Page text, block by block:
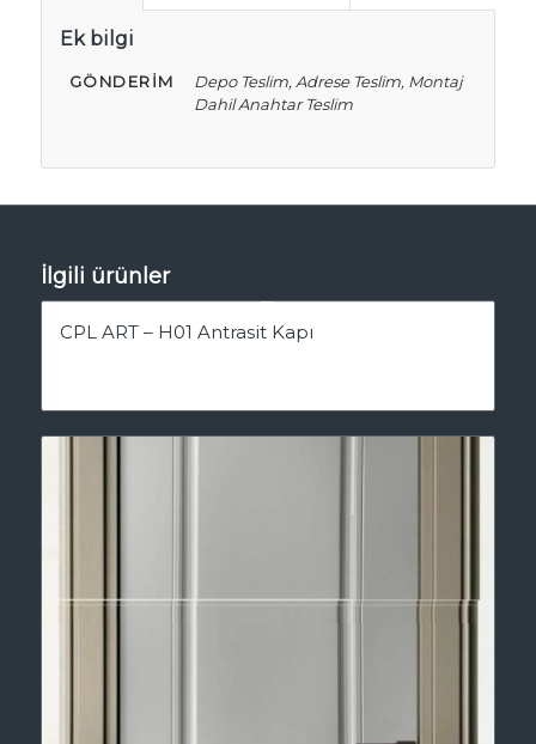
Ek bilgi
GÖNDERIM
Depo Teslim, Adrese Teslim, Montaj
Dahil Anahtar Teslim
İlgili ürünler
CPL ART – H01 Antrasit Kapı